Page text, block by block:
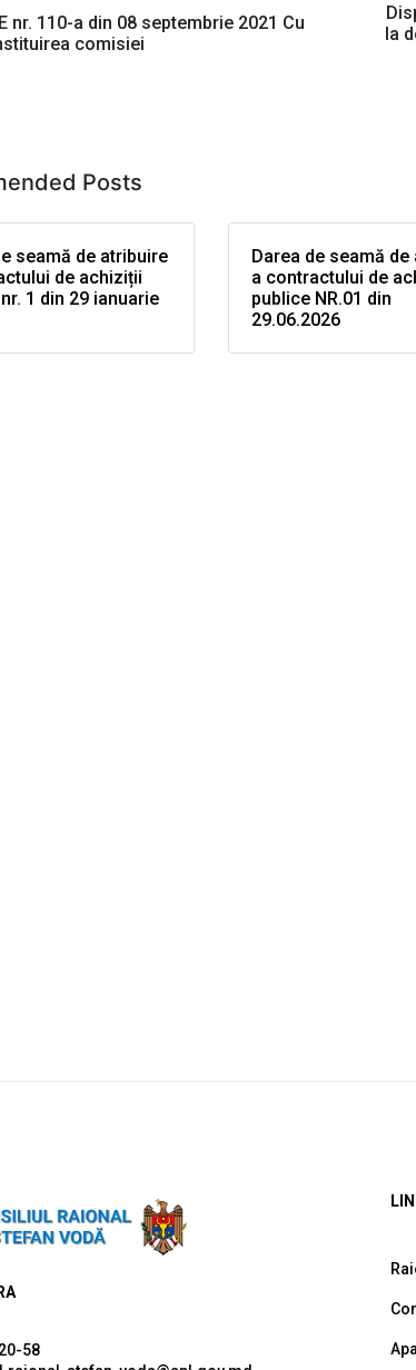
nr. 110-a din 08 septembrie 2021 Cu
comisiei
la
Posts
seamă de atribuire
de achiziții
1 din 29 ianuarie
Darea de seamă de
a contractului de
publice NR.01 din
29.06.2026
58